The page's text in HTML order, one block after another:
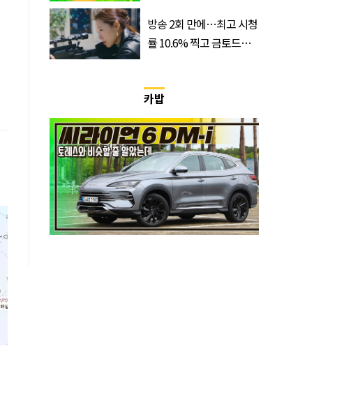
방송 2회 만에…최고 시청
률 10.6% 찍고 금토드라
카밥